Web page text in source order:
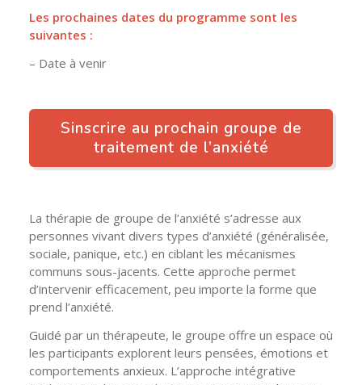
Les prochaines dates du programme sont les
suivantes :
– Date à venir
Sinscrire au prochain groupe de
traitement de l’anxiété
La thérapie de groupe de l’anxiété s’adresse aux
personnes vivant divers types d’anxiété (généralisée,
sociale, panique, etc.) en ciblant les mécanismes
communs sous-jacents. Cette approche permet
d’intervenir efficacement, peu importe la forme que
prend l’anxiété.
Guidé par un thérapeute, le groupe offre un espace où
les participants explorent leurs pensées, émotions et
comportements anxieux. L’approche intégrative